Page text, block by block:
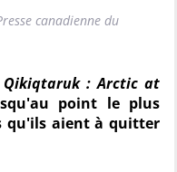
canadienne du
Qikiqtaruk : Arctic at
point le plus
qu'ils aient à quitter